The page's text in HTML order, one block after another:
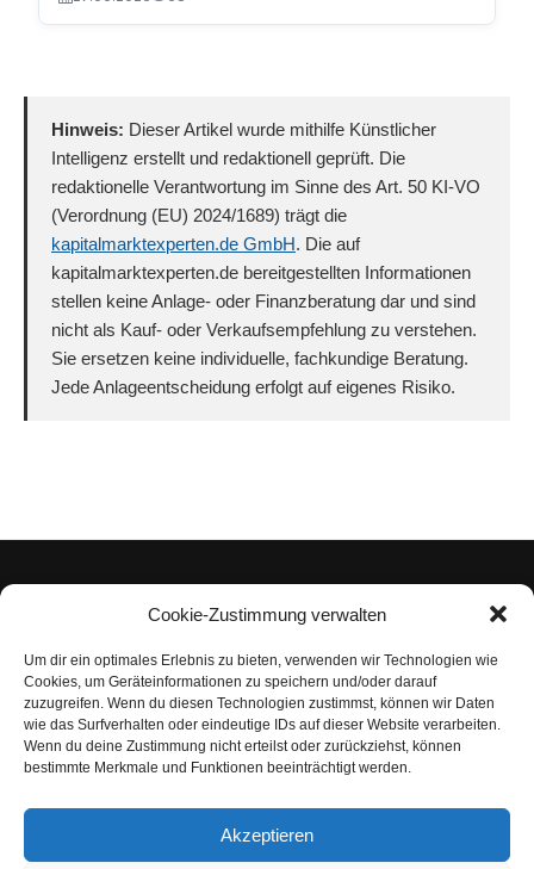
Cookie-Zustimmung verwalten
Um dir ein optimales Erlebnis zu bieten, verwenden wir Technologien wie
Cookies, um Geräteinformationen zu speichern und/oder darauf
zuzugreifen. Wenn du diesen Technologien zustimmst, können wir Daten
wie das Surfverhalten oder eindeutige IDs auf dieser Website verarbeiten.
Wenn du deine Zustimmung nicht erteilst oder zurückziehst, können
bestimmte Merkmale und Funktionen beeinträchtigt werden.
Akzeptieren
Hinweis: Dieser Artikel wurde mithilfe Künstlicher
Intelligenz erstellt und redaktionell geprüft. Die
redaktionelle Verantwortung im Sinne des Art. 50 KI-VO
(Verordnung (EU) 2024/1689) trägt die
kapitalmarktexperten.de GmbH. Die auf
kapitalmarktexperten.de bereitgestellten Informationen
stellen keine Anlage- oder Finanzberatung dar und sind
nicht als Kauf- oder Verkaufsempfehlung zu verstehen.
Sie ersetzen keine individuelle, fachkundige Beratung.
Jede Anlageentscheidung erfolgt auf eigenes Risiko.
Impressum
Datenschutzerklärung
Nutzungsbedingungen | Haftungsausschluss
AGB